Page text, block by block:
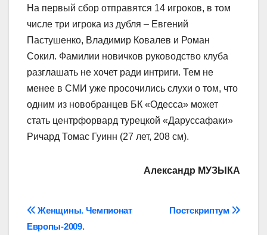
На первый сбор отправятся 14 игроков, в том
числе три игрока из дубля – Евгений
Пастушенко, Владимир Ковалев и Роман
Сокил. Фамилии новичков руководство клуба
разглашать не хочет ради интриги. Тем не
менее в СМИ уже просочились слухи о том, что
одним из новобранцев БК «Одесса» может
стать центрфорвард турецкой «Даруссафаки»
Ричард Томас Гуинн (27 лет, 208 см).
Александр МУЗЫКА
Навігація
Постскриптум
Женщины. Чемпионат
Европы-2009.